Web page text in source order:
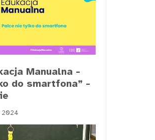
Manualna -
do smartfona” -
2024